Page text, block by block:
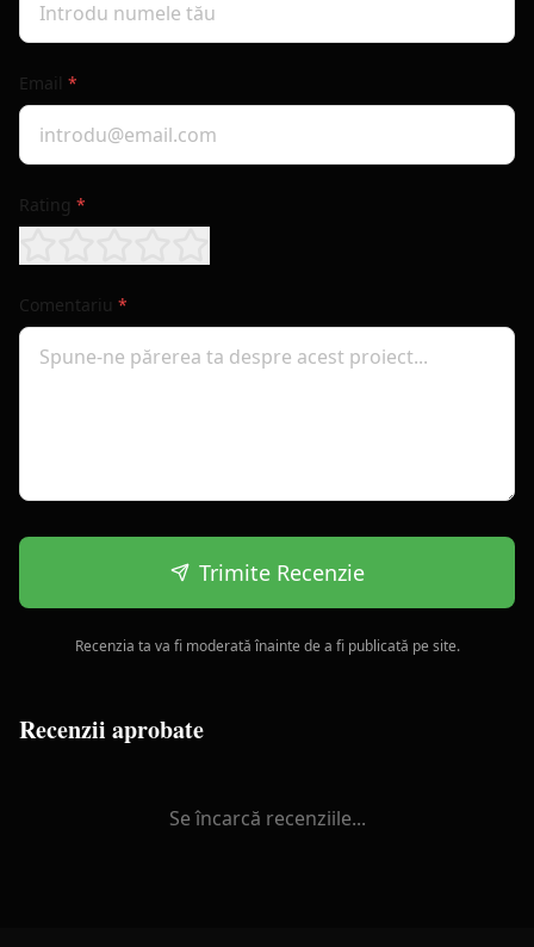
Email *
Rating *
Comentariu *
Trimite Recenzie
Recenzia ta va fi moderată înainte de a fi publicată pe site.
Recenzii aprobate
Se încarcă recenziile...